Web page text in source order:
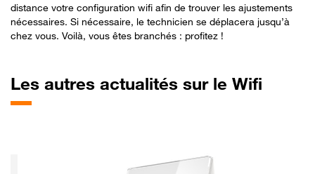
distance votre configuration wifi afin de trouver les ajustements
nécessaires. Si nécessaire, le technicien se déplacera jusqu’à
chez vous. Voilà, vous êtes branchés : profitez !
Les autres actualités sur le Wifi